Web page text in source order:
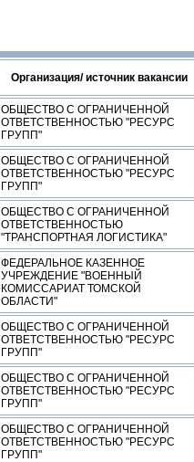
Организация/ источник вакансии
ОБЩЕСТВО С ОГРАНИЧЕННОЙ
ОТВЕТСТВЕННОСТЬЮ "РЕСУРС
ГРУПП"
ОБЩЕСТВО С ОГРАНИЧЕННОЙ
ОТВЕТСТВЕННОСТЬЮ "РЕСУРС
ГРУПП"
ОБЩЕСТВО С ОГРАНИЧЕННОЙ
ОТВЕТСТВЕННОСТЬЮ
"ТРАНСПОРТНАЯ ЛОГИСТИКА"
ФЕДЕРАЛЬНОЕ КАЗЕННОЕ
УЧРЕЖДЕНИЕ "ВОЕННЫЙ
КОМИССАРИАТ ТОМСКОЙ
ОБЛАСТИ"
ОБЩЕСТВО С ОГРАНИЧЕННОЙ
ОТВЕТСТВЕННОСТЬЮ "РЕСУРС
ГРУПП"
ОБЩЕСТВО С ОГРАНИЧЕННОЙ
ОТВЕТСТВЕННОСТЬЮ "РЕСУРС
ГРУПП"
ОБЩЕСТВО С ОГРАНИЧЕННОЙ
ОТВЕТСТВЕННОСТЬЮ "РЕСУРС
ГРУПП"